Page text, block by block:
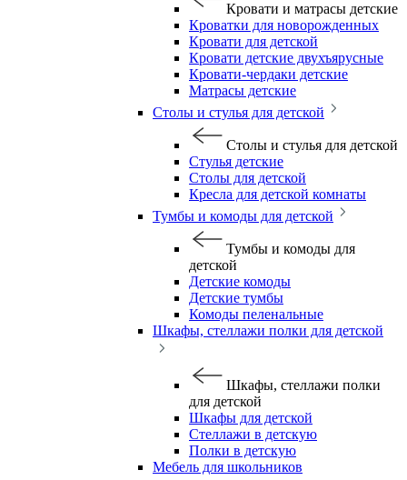
Кровати и матрасы детские
Кроватки для новорожденных
Кровати для детской
Кровати детские двухъярусные
Кровати-чердаки детские
Матрасы детские
Столы и стулья для детской
Столы и стулья для детской
Стулья детские
Столы для детской
Кресла для детской комнаты
Тумбы и комоды для детской
Тумбы и комоды для
детской
Детские комоды
Детские тумбы
Комоды пеленальные
Шкафы, стеллажи полки для детской
Шкафы, стеллажи полки
для детской
Шкафы для детской
Стеллажи в детскую
Полки в детскую
Мебель для школьников